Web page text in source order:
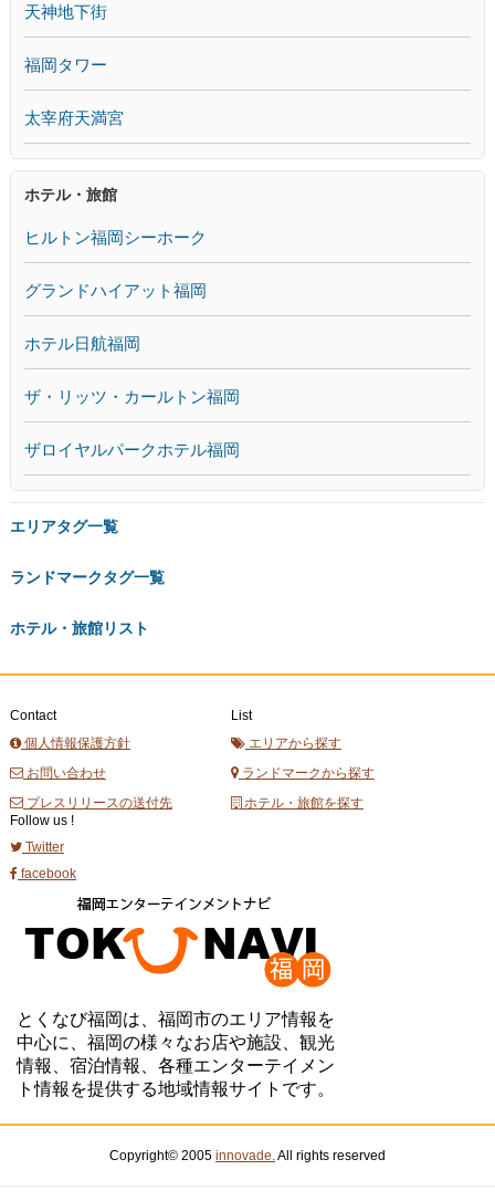
天神地下街
福岡タワー
太宰府天満宮
ホテル・旅館
ヒルトン福岡シーホーク
グランドハイアット福岡
ホテル日航福岡
ザ・リッツ・カールトン福岡
ザロイヤルパークホテル福岡
エリアタグ一覧
ランドマークタグ一覧
ホテル・旅館リスト
Contact
個人情報保護方針
お問い合わせ
プレスリリースの送付先
List
エリアから探す
ランドマークから探す
ホテル・旅館を探す
Follow us !
Twitter
facebook
とくなび福岡は、福岡市のエリア情報を
中心に、福岡の様々なお店や施設、観光
情報、宿泊情報、各種エンターテイメン
ト情報を提供する地域情報サイトです。
Copyright© 2005 innovade. All rights reserved